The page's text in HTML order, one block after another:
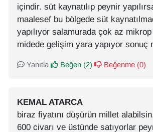
içindir. süt kaynatılıp peynir
maalesef bu bölgede süt
yapılıyor salamurada çok az
midede gelişim yara yapıyor sonuç
Yanıtla Beğen (2) Beğenme (0)
KEMAL ATARCA
biraz fiyatını düşürün millet
600 civarı ve üstünde satıyorlar